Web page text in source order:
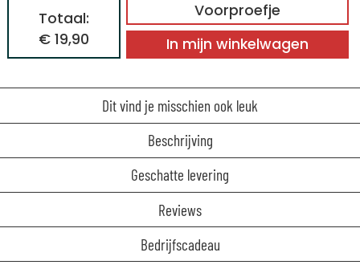
Voorproefje
Totaal:
€ 19,90
In mijn winkelwagen
Dit vind je misschien ook leuk
Beschrijving
Geschatte levering
Reviews
Bedrijfscadeau